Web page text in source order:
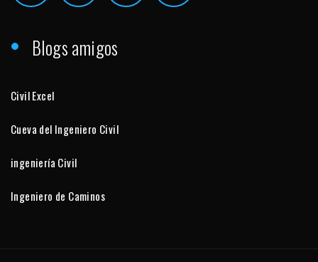
Blogs amigos
Civil Excel
Cueva del Ingeniero Civil
ingeniería Civil
Ingeniero de Caminos